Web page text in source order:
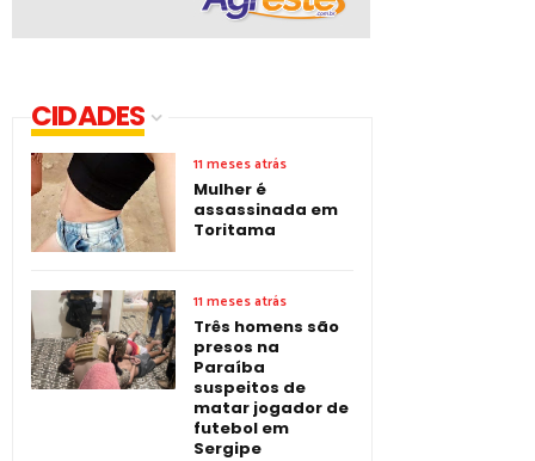
CIDADES
11 meses atrás
Mulher é
assassinada em
Toritama
11 meses atrás
Três homens são
presos na
Paraíba
suspeitos de
matar jogador de
futebol em
Sergipe